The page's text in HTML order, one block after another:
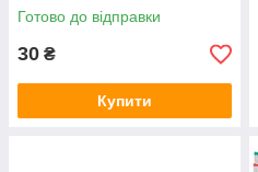
Готово до відправки
30 ₴
Купити